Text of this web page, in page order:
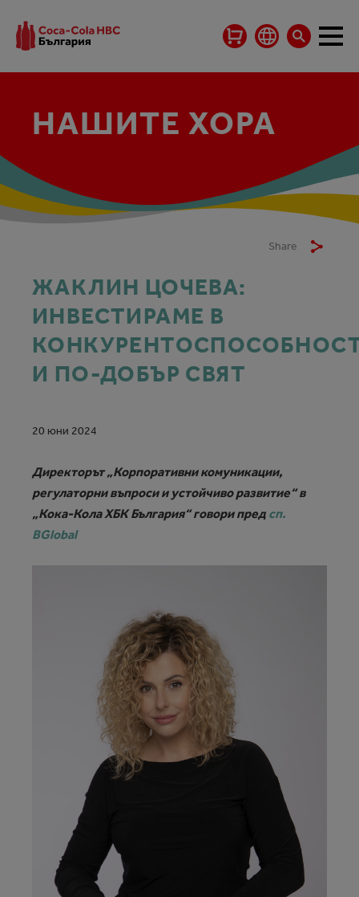
НАШИТЕ ХОРА
Share
ЖАКЛИН ЦОЧЕВА:
ИНВЕСТИРАМЕ В
И ПО-ДОБЪР СВЯТ
20 юни 2024
Директорът „Корпоративни комуникации,
регулаторни въпроси и устойчиво развитие“ в
„Кока-Кола ХБК България“ говори пред сп.
BGlobal